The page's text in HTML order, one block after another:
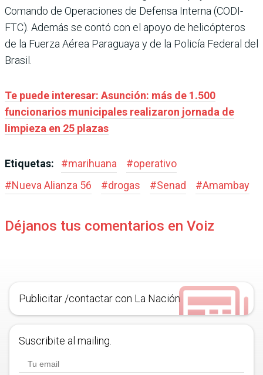
Comando de Operaciones de Defensa Interna (CODI-
FTC). Además se contó con el apoyo de helicópteros
de la Fuerza Aérea Paraguaya y de la Policía Federal del
Brasil.
Te puede interesar: Asunción: más de 1.500
funcionarios municipales realizaron jornada de
limpieza en 25 plazas
Etiquetas: #marihuana #operativo
#Nueva Alianza 56 #drogas #Senad #Amambay
Déjanos tus comentarios en Voiz
Publicitar /contactar con La Nación
Suscribite al mailing.